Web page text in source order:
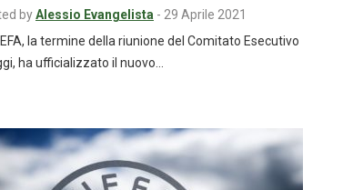
byAlessio Evangelista - 29 Aprile 2021
la termine della riunione del Comitato Esecutivo
ha ufficializzato il nuovo…